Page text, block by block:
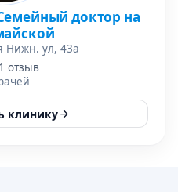
доктор на
Нижн. ул, 43а
отзыв
клинику